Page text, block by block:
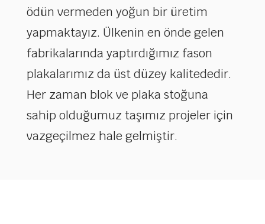
ödün vermeden yoğun bir üretim
yapmaktayız. Ülkenin en önde gelen
fabrikalarında yaptırdığımız fason
plakalarımız da üst düzey kalitededir.
Her zaman blok ve plaka stoğuna
sahip olduğumuz taşımız projeler için
vazgeçilmez hale gelmiştir.